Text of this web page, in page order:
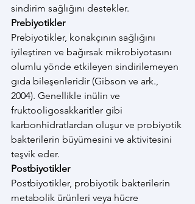
sindirim sağlığını destekler.
Prebiyotikler
Prebiyotikler, konakçının sağlığını
iyileştiren ve bağırsak mikrobiyotasını
olumlu yönde etkileyen sindirilemeyen
gıda bileşenleridir (Gibson ve ark.,
2004). Genellikle inülin ve
fruktooligosakkaritler gibi
karbonhidratlardan oluşur ve probiyotik
bakterilerin büyümesini ve aktivitesini
teşvik eder.
Postbiyotikler
Postbiyotikler, probiyotik bakterilerin
metabolik ürünleri veya hücre